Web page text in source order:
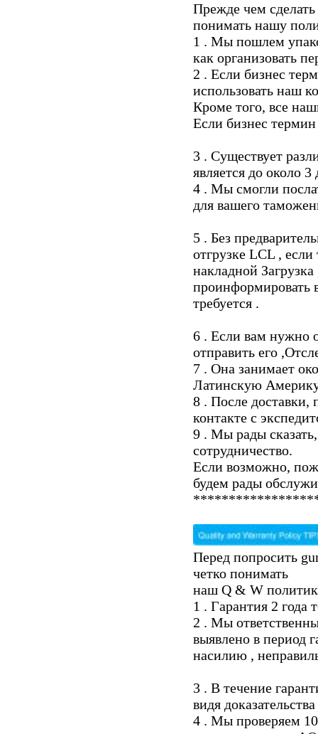
Прежде чем
понимать нашу
1 . Мы пошлем
как организовать
2 . Если бизнес
использовать наш
Кроме того, все
Если бизнес
3 . Существует
является до около
4 . Мы смогли
для вашего
5 . Без
отгрузке LCL ,
накладной
проинформировать
требуется .
6 . Если вам нужно
отправить его
7 . Она занимает
Латинскую Америку
8 . После доставки,
контакте с
9 . Мы рады
сотрудничество.
Если возможно,
будем рады
Перед попросить
четко понимать
наш Q & W
1 . Гарантия 2 года
2 . Мы
выявлено в период
насилию ,
3 . В течение
видя
4 . Мы проверяем